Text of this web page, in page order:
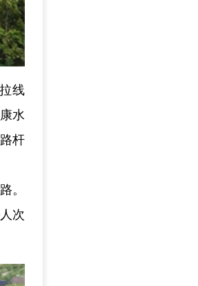
线
水
杆
。
次